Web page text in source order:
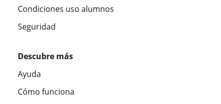
Condiciones uso alumnos
Seguridad
Descubre más
Ayuda
Cómo funciona